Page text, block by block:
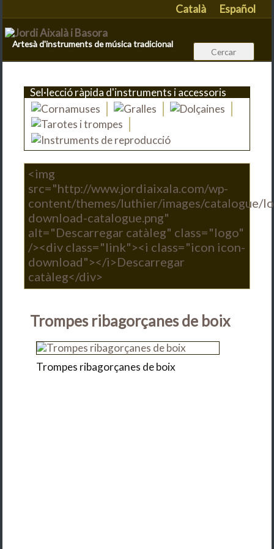
Català Español
Artesà d'instruments de música tradicional
Sel·lecció ràpida d'instruments i accessoris
<img
src="http://www.jordiaixala.com/wp-
content/themes/luthier/images/catalogue/
download-catalogue.png"
alt="Descarregar catàleg" class="logo"
/><div class="link"><i class="icon icon-
download"></i>Descarregar
catàleg</div>
Trompes ribagorçanes de boix
Trompes ribagorçanes de boix